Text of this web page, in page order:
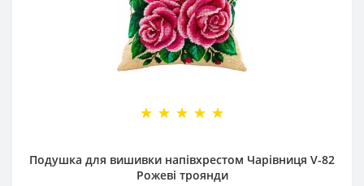
Подушка для вишивки напівхрестом Чарівниця V-82
Рожеві троянди